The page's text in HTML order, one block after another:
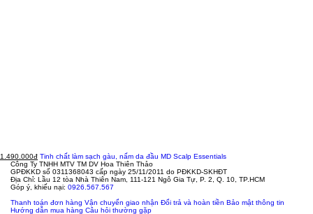
1.490.000đ Tinh chất làm sạch gàu, nấm da đầu MD Scalp Essentials
Công Ty TNHH MTV TM DV Hoa Thiên Thảo
GPĐKKD số 0311368043 cấp ngày 25/11/2011 do PĐKKD-SKHĐT
Địa Chỉ: Lầu 12 tòa Nhà Thiên Nam, 111-121 Ngô Gia Tự, P. 2, Q. 10, TP.HCM
Góp ý, khiếu nại: 0926.567.567
Thanh toán đơn hàng Vận chuyển giao nhận Đổi trả và hoàn tiền Bảo mật thông tin
Hướng dẫn mua hàng Câu hỏi thường gặp